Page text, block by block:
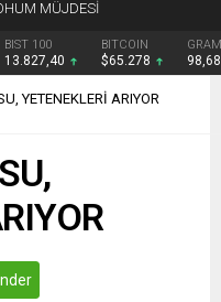
BIST 100
13.827,40
BITCOIN
$65.278
YETENEKLERİ ARIYOR